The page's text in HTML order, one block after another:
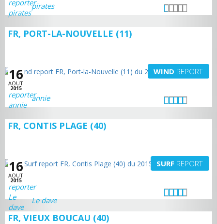
pirates
FR, PORT-LA-NOUVELLE (11)
16
AOUT
2015
WIND REPORT
annie
FR, CONTIS PLAGE (40)
16
AOUT
2015
SURF REPORT
Le dave
FR, VIEUX BOUCAU (40)